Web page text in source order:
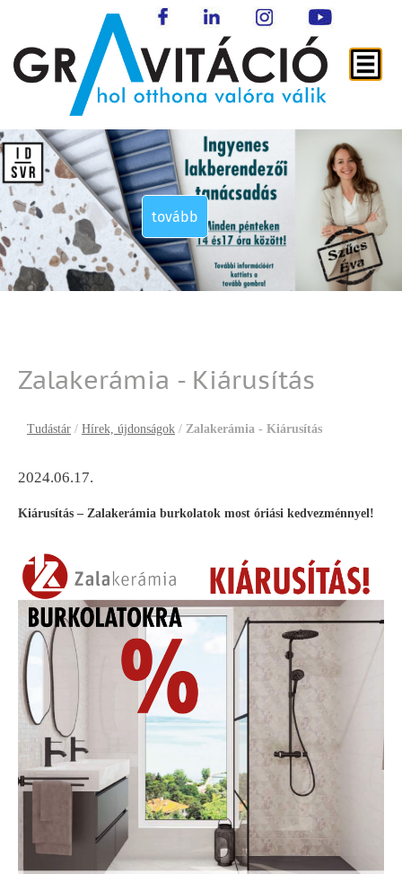
tovább
tovább
tovább
tovább
Zalakerámia - Kiárusítás
Tudástár / Hírek, újdonságok / Zalakerámia - Kiárusítás
2024.06.17.
Kiárusítás – Zalakerámia burkolatok most óriási kedvezménnyel!